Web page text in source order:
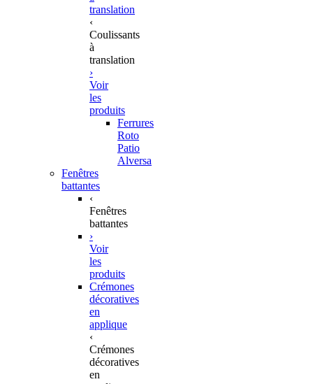
translation
‹
Coulissants
à
translation
›
Voir
les
produits
Ferrures
Roto
Patio
Alversa
Fenêtres
battantes
‹
Fenêtres
battantes
›
Voir
les
produits
Crémones
décoratives
en
applique
‹
Crémones
décoratives
en